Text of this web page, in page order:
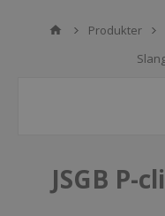
Produkter
JSGB P-